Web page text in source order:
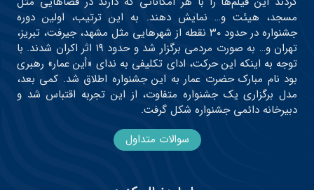
مسجد، هیئت و… نمایش دهند. به این ترتیب، اولین دوره
جشنواره در حدود ۳۰ نقطه از شهرهایی مثل مشهد، جیرفت، تبریز،
تهران و… به صورت مردمی برگزار شد و حدود ۱۹ اثر اکران شدند. با
توجه به اینکه این حرکت، ادای تکلیفی به ندای «أین عمار» رهبری
بود نام مبارک حضرت عمار به این جشنواره اطلاق شد. کمی بعد،
مدل برگزاری یک جشنواره متفاوت، از این تجربه اقتباس شد و
دبیرخانه دائمی جشنواره شکل گرفت.
سوالات متداول